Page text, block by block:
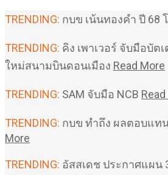
TRENDING: กบข เน้นทองคำ ปี 68
TRENDING: คิง เพาเวอร์ จับมือบัต
ใหม่สนามบินดอนเมือง Read More
TRENDING: SAM จับมือ NCB
TRENDING: กบข ทำถึง ผลตอบแทน
More
TRENDING: อัสสเดช ประกาศแผน